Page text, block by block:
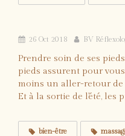
26 Oct 2018 BV
Prendre soin de ses
pieds assurent pour
moins un aller-retour de
Et à la sortie de l'été, les
bien-être